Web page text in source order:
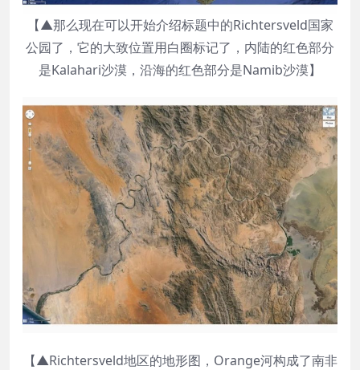
【▲那么现在可以开始介绍标题中的Richtersveld国家
公园了，它的大致位置用白圈标记了，内陆的红色部分
是Kalahari沙漠，沿海的红色部分是Namib沙漠】
【▲Richtersveld地区的地形图，Orange河构成了南非